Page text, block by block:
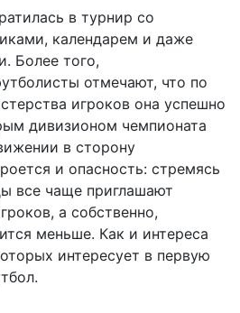
в турнир со
календарем и даже
Более того,
отмечают, что по
игроков она успешно
дивизионом чемпионата
в сторону
и опасность: стремясь
все чаще приглашают
а собственно,
меньше. Как и интереса
интересует в первую